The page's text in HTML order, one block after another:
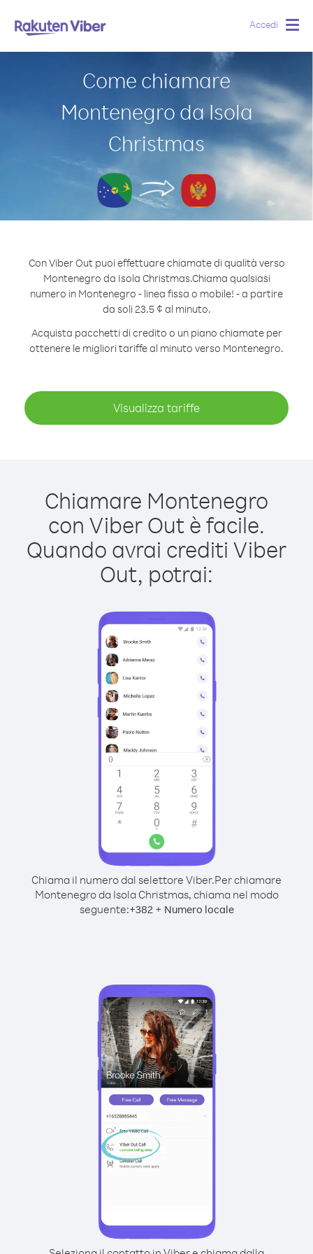
Accedi
Come chiamare
Montenegro da Isola
Christmas
Con Viber Out puoi effettuare chiamate di qualità verso
Montenegro da Isola Christmas.Chiama qualsiasi
numero in Montenegro - linea fissa o mobile! - a partire
da soli 23.5 ¢ al minuto.
Acquista pacchetti di credito o un piano chiamate per
ottenere le migliori tariffe al minuto verso Montenegro.
Visualizza tariffe
Chiamare Montenegro
con Viber Out è facile.
Quando avrai crediti Viber
Out, potrai:
Chiama il numero dal selettore Viber.Per chiamare
Montenegro da Isola Christmas, chiama nel modo
seguente:+382+ Numero locale